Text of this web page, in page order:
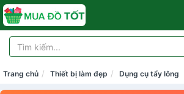
Trang chủ Thiết bị làm đẹp Dụng cụ tẩy lông